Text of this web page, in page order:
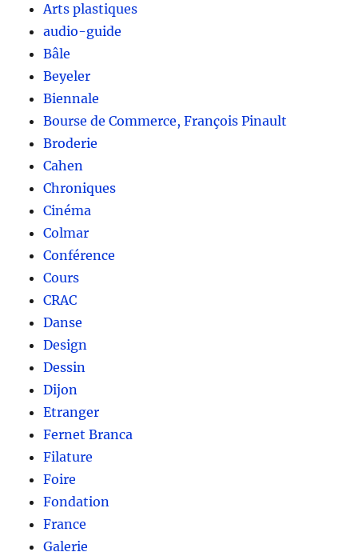
Arts plastiques
audio-guide
Bâle
Beyeler
Biennale
Bourse de Commerce, François Pinault
Broderie
Cahen
Chroniques
Cinéma
Colmar
Conférence
Cours
CRAC
Danse
Design
Dessin
Dijon
Etranger
Fernet Branca
Filature
Foire
Fondation
France
Galerie